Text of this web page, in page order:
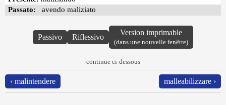
Passato: avendo maliziato
Passivo Riflessivo
Version imprimable
(dans une nouvelle fenêtre)
continue ci-dessous
‹ malintendere malleabilizzare ›